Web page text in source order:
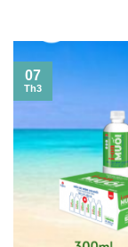
07
Th3